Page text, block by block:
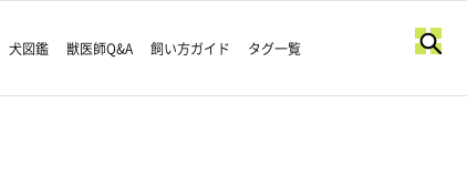
犬図鑑 獣医師Q&A 飼い方ガイド タグ一覧